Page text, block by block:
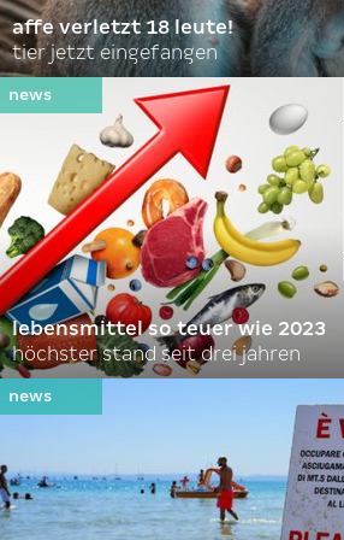
affe verletzt 18 leute!
tier jetzt eingefangen
lebensmittel so teuer wie 2023
höchster stand seit drei jahren